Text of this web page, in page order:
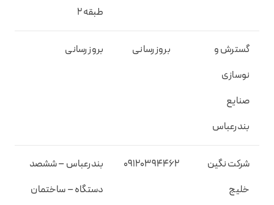
طبقه ۲
گسترش و
نوسازی
صنایع
بندرعباس
بروز رسانی بروز رسانی
شرکت نگین
خلیج
۰۹۱۲۰۳۹۴۴۶۲
بندرعباس – ششصد
دستگاه – ساختمان